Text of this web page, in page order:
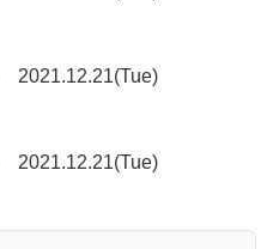
2021.12.21(Tue)
2021.12.21(Tue)